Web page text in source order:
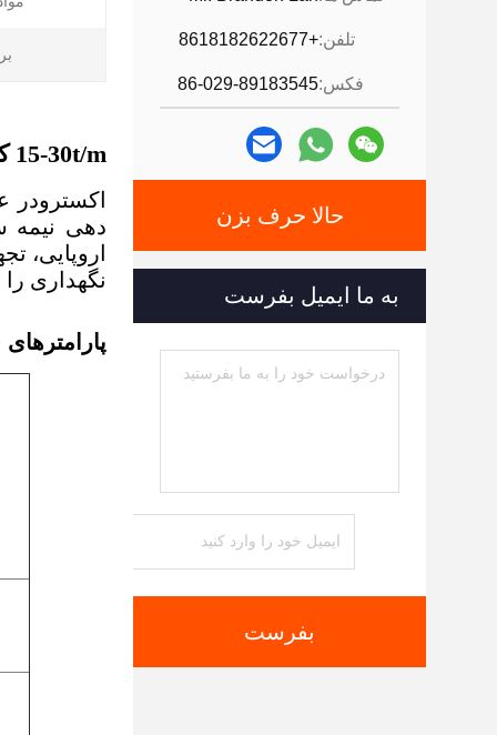
تلفن:+8618182622677
فکس:86-029-89183545
حالا حرف بزن
به ما ایمیل بفرست
بفرست
15-30t/m کمپکت اتوماتیک و ماندگار عمودی اکستروسر خلاء برای آجر بالا محصول
اکسترودر
دهی نیمه
اروپایی،
نگهداری